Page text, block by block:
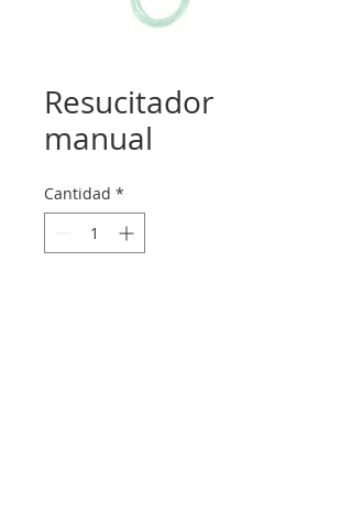
Resucitador
manual
Cantidad *